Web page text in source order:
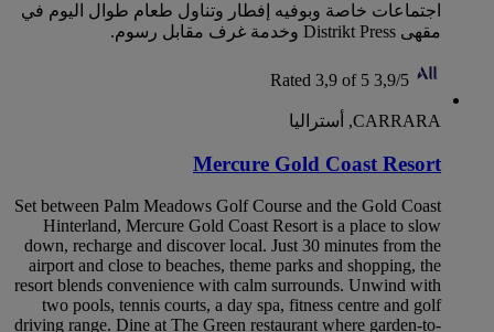
اجتماعات خاصة وبوفيه إفطار وتناول طعام طوال اليوم في
مقهى Distrikt Press وخدمة غرف مقابل رسوم.
3,9/5
Rated 3,9 of 5
CARRARA, أستراليا
Mercure Gold Coast Resort
Set between Palm Meadows Golf Course and the Gold Coast
Hinterland, Mercure Gold Coast Resort is a place to slow
down, recharge and discover local. Just 30 minutes from the
airport and close to beaches, theme parks and shopping, the
resort blends convenience with calm surrounds. Unwind with
two pools, tennis courts, a day spa, fitness centre and golf
driving range. Dine at The Green restaurant where garden-to-